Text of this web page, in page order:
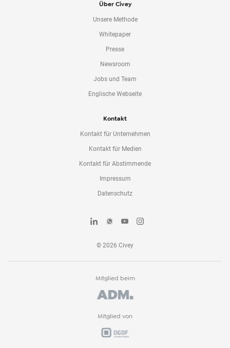
Über Civey
Unsere Methode
Whitepaper
Presse
Newsroom
Jobs und Team
Englische Webseite
Kontakt
Kontakt für Unternehmen
Kontakt für Medien
Kontakt für Abstimmende
Impressum
Datenschutz
© 2026 Civey
Mitglied beim
Mitglied von